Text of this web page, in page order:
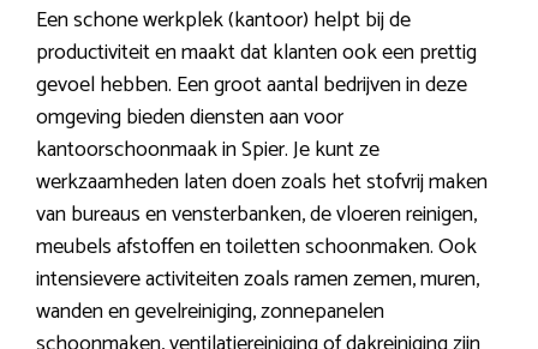
Een schone werkplek (kantoor) helpt bij de
productiviteit en maakt dat klanten ook een prettig
gevoel hebben. Een groot aantal bedrijven in deze
omgeving bieden diensten aan voor
kantoorschoonmaak in Spier. Je kunt ze
werkzaamheden laten doen zoals het stofvrij maken
van bureaus en vensterbanken, de vloeren reinigen,
meubels afstoffen en toiletten schoonmaken. Ook
intensievere activiteiten zoals ramen zemen, muren,
wanden en gevelreiniging, zonnepanelen